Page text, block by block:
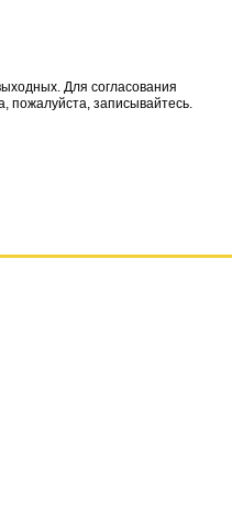
Для согласования
пожалуйста, записывайтесь.